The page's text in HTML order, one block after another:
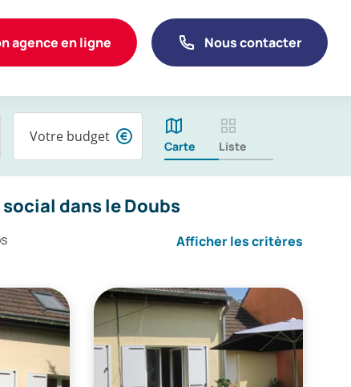
agence en ligne Nous contacter
Carte Liste
Votre budget
dans le Doubs
Afficher les critères